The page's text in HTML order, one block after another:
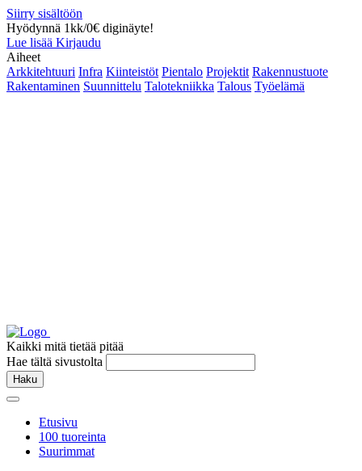
Siirry sisältöön
Hyödynnä 1kk/0€ diginäyte!
Lue lisää Kirjaudu
Aiheet
Arkkitehtuuri Infra Kiinteistöt Pientalo Projektit Rakennustuote
Rakentaminen Suunnittelu Talotekniikka Talous Työelämä
Kaikki mitä tietää pitää
Hae tältä sivustolta
Haku
Etusivu
100 tuoreinta
Suurimmat